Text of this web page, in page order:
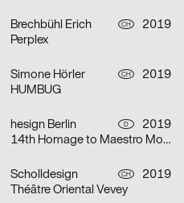
Brechbühl Erich CH
2019
Perplex
Simone Hörler CH
2019
HUMBUG
hesign Berlin D
2019
14th Homage to Maestro Morteza Momayez – Solo exhibition of Jianping He’s works in Tehran
Scholldesign CH
2019
Théâtre Oriental Vevey